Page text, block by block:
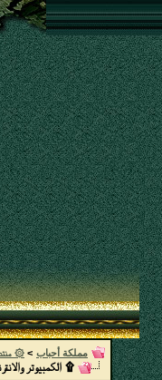
مملكة أحباب > ۞
۩ الكمبيوتر